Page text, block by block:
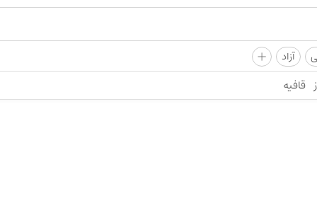
آزاد +
قافیه